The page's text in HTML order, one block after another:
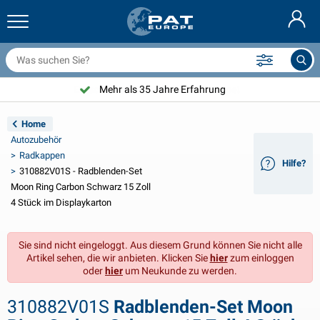
& Zubehör
beleuchtung
Beleuchtung Aspöck
LED
Innenraum
& Solarartikel
& 24V Zubehör
& Wohnmobil außenbereich
& Wohnmobil innenbereich
zubehör
zubehör
zubehör
und Beschläge
und Schäkel
Pflege
und Zubehör
& Feuer-Löschdecken
Freien
Produkten
Nederlands
English
Français
Svenska
Norsk
Dansk
Suomalainen
Mehr als 35 Jahre Erfahrung
Home
Autozubehör
Radkappen
310882V01S - Radblenden-Set
Moon Ring Carbon Schwarz 15 Zoll
4 Stück im Displaykarton
Hilfe?
Sie sind nicht eingeloggt. Aus diesem Grund können Sie nicht alle
Artikel sehen, die wir anbieten. Klicken Siehierzum einloggen
oderhier um Neukunde zu werden.
310882V01S Radblenden-Set Moon